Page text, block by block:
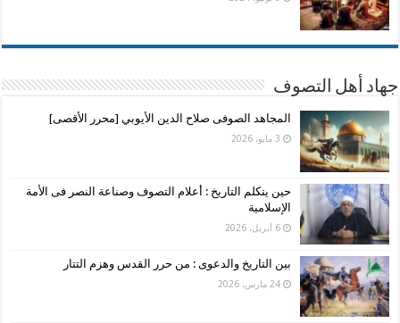
جهاد أهل التصوف
المجاهد الصوفى صلاح الدين الأيوبي [محرر الأقصى]
3 مايو، 2026
حين يتكلم التاريخ : أعلام التصوف وصناعة النصر فى الأمة
الإسلامية
6 أبريل، 2026
بين التاريخ والدعوى : من حرر القدس وهزم التتار
24 مارس، 2026